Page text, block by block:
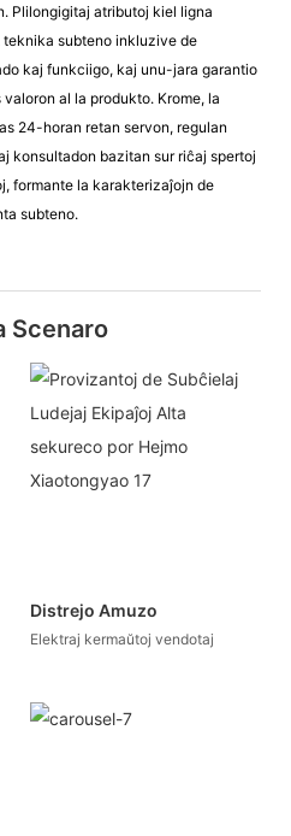
Plilongigitaj atributoj kiel ligna
teknika subteno inkluzive de
kaj funkciigo, kaj unu-jara garantio
al la produkto. Krome, la
24-horan retan servon, regulan
konsultadon bazitan sur riĉaj spertoj
formante la karakterizaĵojn de
subteno.
Scenaro
Distrejo Amuzo
Elektraj kermaŭtoj vendotaj